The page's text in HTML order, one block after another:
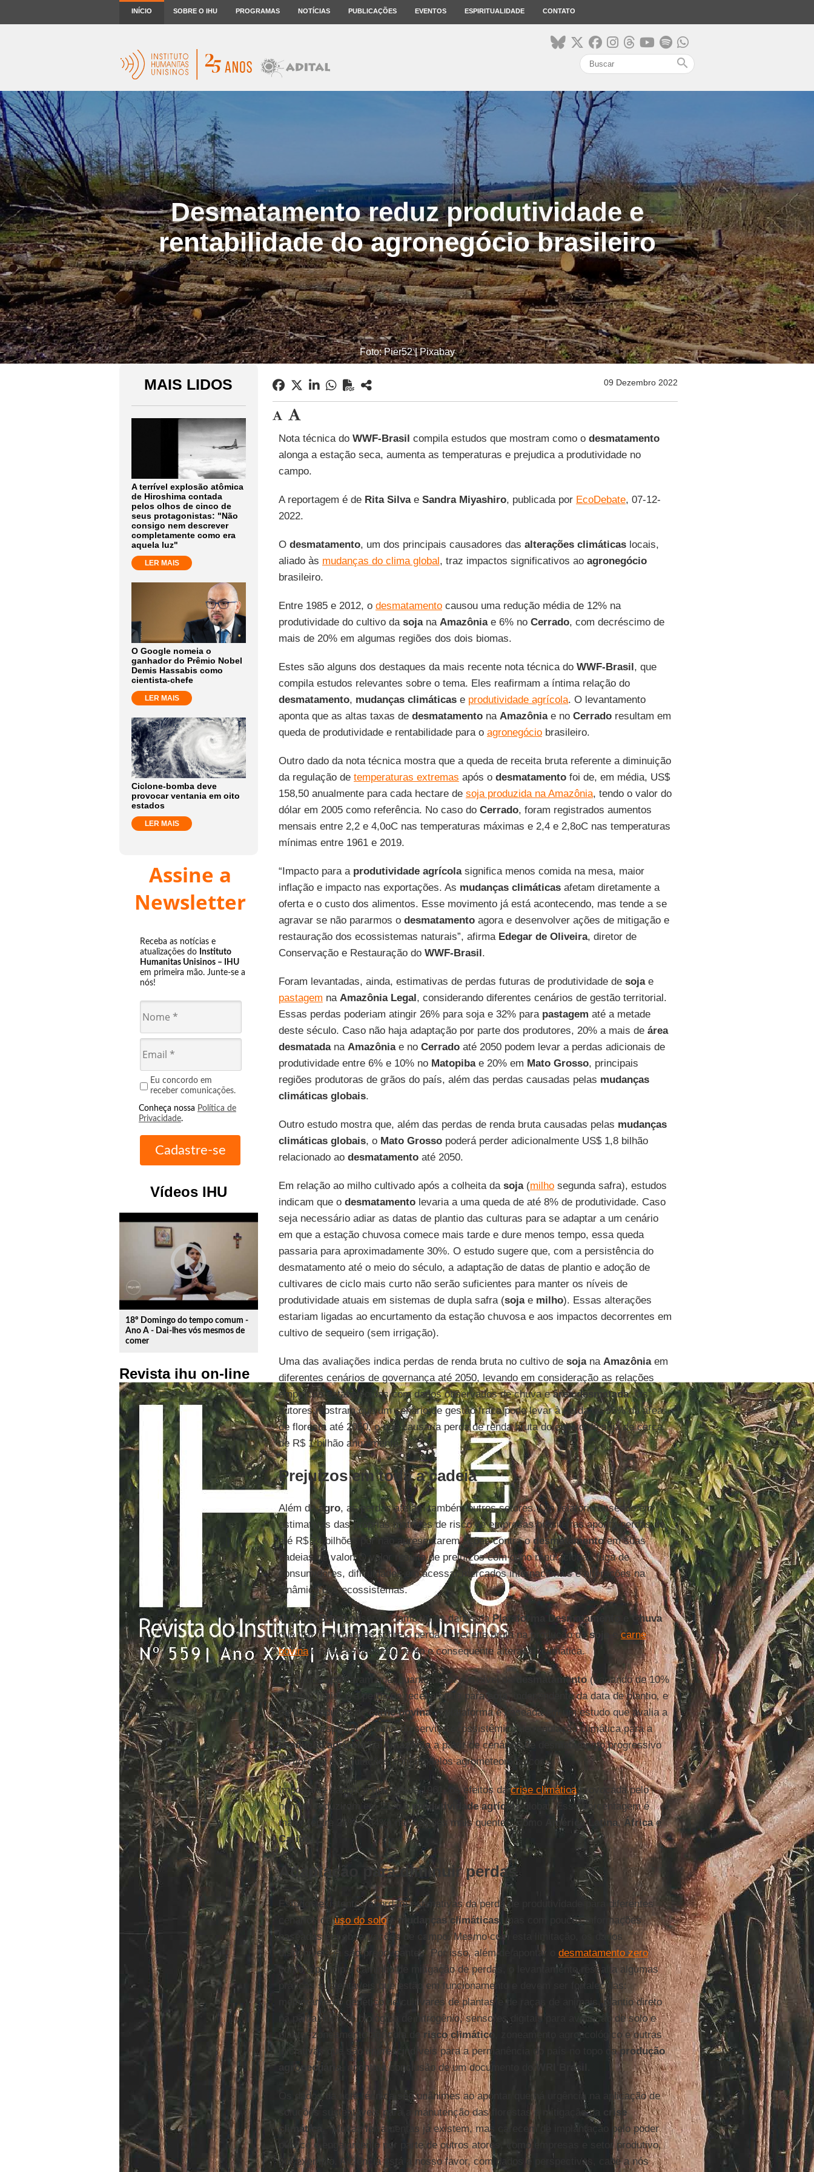
INÍCIO SOBRE O IHU PROGRAMAS NOTÍCIAS PUBLICAÇÕES EVENTOS ESPIRITUALIDADE CONTATO
search
Desmatamento reduz produtividade e
rentabilidade do agronegócio brasileiro
Foto: Pier52 | Pixabay
MAIS LIDOS
A terrível explosão atômica
de Hiroshima contada
pelos olhos de cinco de
seus protagonistas: "Não
consigo nem descrever
completamente como era
aquela luz"
LER MAIS
O Google nomeia o
ganhador do Prêmio Nobel
Demis Hassabis como
cientista-chefe
LER MAIS
Ciclone-bomba deve
provocar ventania em oito
estados
LER MAIS
Assine a
Newsletter
Receba as notícias e
atualizações do Instituto
Humanitas Unisinos – IHU
em primeira mão. Junte-se a
nós!
Eu concordo em
receber comunicações.
Conheça nossa Política de
Privacidade.
Vídeos IHU
play_circle_outline
18º Domingo do tempo comum -
Ano A - Dai-lhes vós mesmos de
comer
Revista ihu on-line
09 Dezembro 2022
Nota técnica do WWF-Brasil compila estudos que mostram como o desmatamento
alonga a estação seca, aumenta as temperaturas e prejudica a produtividade no
campo.
A reportagem é de Rita Silvae Sandra Miyashiro, publicada por EcoDebate, 07-12-
2022.
O desmatamento, um dos principais causadores das alterações climáticaslocais,
aliado às mudanças do clima global, traz impactos significativos ao agronegócio
brasileiro.
Entre 1985 e 2012, o desmatamentocausou uma redução média de 12% na
produtividade do cultivo da sojana Amazôniae 6% no Cerrado, com decréscimo de
mais de 20% em algumas regiões dos dois biomas.
Estes são alguns dos destaques da mais recente nota técnica do WWF-Brasil, que
compila estudos relevantes sobre o tema. Eles reafirmam a íntima relação do
desmatamento, mudanças climáticase produtividade agrícola. O levantamento
aponta que as altas taxas de desmatamentona Amazôniae no Cerradoresultam em
queda de produtividade e rentabilidade para o agronegóciobrasileiro.
Outro dado da nota técnica mostra que a queda de receita bruta referente a diminuição
da regulação de temperaturas extremas após o desmatamentofoi de, em média, US$
158,50 anualmente para cada hectare de soja produzida na Amazônia, tendo o valor do
dólar em 2005 como referência. No caso do Cerrado, foram registrados aumentos
mensais entre 2,2 e 4,0oC nas temperaturas máximas e 2,4 e 2,8oC nas temperaturas
mínimas entre 1961 e 2019.
“Impacto para a produtividade agrícolasignifica menos comida na mesa, maior
inflação e impacto nas exportações. As mudanças climáticasafetam diretamente a
oferta e o custo dos alimentos. Esse movimento já está acontecendo, mas tende a se
agravar se não pararmos o desmatamentoagora e desenvolver ações de mitigação e
restauração dos ecossistemas naturais”, afirma Edegar de Oliveira, diretor de
Conservação e Restauração do WWF-Brasil.
Foram levantadas, ainda, estimativas de perdas futuras de produtividade de sojae
pastagem na Amazônia Legal, considerando diferentes cenários de gestão territorial.
Essas perdas poderiam atingir 26% para soja e 32% para pastagem até a metade
deste século. Caso não haja adaptação por parte dos produtores, 20% a mais de área
desmatadana Amazôniae no Cerradoaté 2050 podem levar a perdas adicionais de
produtividade entre 6% e 10% no Matopibae 20% em Mato Grosso, principais
regiões produtoras de grãos do país, além das perdas causadas pelas mudanças
climáticas globais.
Outro estudo mostra que, além das perdas de renda bruta causadas pelas mudanças
climáticas globais, o Mato Grossopoderá perder adicionalmente US$ 1,8 bilhão
relacionado ao desmatamentoaté 2050.
Em relação ao milho cultivado após a colheita da soja(milhosegunda safra), estudos
indicam que o desmatamentolevaria a uma queda de até 8% de produtividade. Caso
seja necessário adiar as datas de plantio das culturas para se adaptar a um cenário
em que a estação chuvosa comece mais tarde e dure menos tempo, essa queda
passaria para aproximadamente 30%. O estudo sugere que, com a persistência do
desmatamento até o meio do século, a adaptação de datas de plantio e adoção de
cultivares de ciclo mais curto não serão suficientes para manter os níveis de
produtividade atuais em sistemas de dupla safra (sojae milho). Essas alterações
estariam ligadas ao encurtamento da estação chuvosa e aos impactos decorrentes em
cultivo de sequeiro (sem irrigação).
Uma das avaliações indica perdas de renda bruta no cultivo de sojana Amazôniaem
diferentes cenários de governança até 2050, levando em consideração as relações
empíricas estabelecidas com dados observados de chuva eárea desmatada. Os
autores mostram que um cenário de gestão fraca pode levar à perda de 56% da área
de floresta até 2050, o que causaria perda de renda bruta do cultivo de soja de cerca
de R$ 1 bilhão anualmente.
Prejuízos em toda a cadeia
Além doagro, as perdas afetam também outros setores. Um relatório baseado em
estimativas das próprias matrizes de risco de empresas brasileiras aponta perdas de
até R$ 24 bilhões por não apresentarem ações contra odesmatamentoem suas
cadeias de valor. O valor resulta de prejuízos com dano reputacional, fuga de
consumidores, dificuldades em acessar mercados internacionais e alterações na
dinâmica dos ecossistemas.
OWWF-Brasilobservou também os dados daPlataforma Desmatamento e Chuva
que traz informações sobre a perda de receita bruta na produção desoja
carne
bovinadevido ao desmatamento e consequente alteração climática.
Os dados apontaram que, quanto maior é o nível de desmatamento(variando de 10%
a 40%), maior é a perda de receita bruta parasoja , independente da data de plantio, e
para a produção de carne bovina. A plataforma é baseada em um estudo que avalia a
variação espacial do valor do serviço ecossistêmico de regulação climática para a
produção agrícolana Amazôniaa partir de cenários de desmatamento progressivo
da floresta e simulações com modelos agrometeorológicos.
Importante salientar que desde 1961, os efeitos dacrise climáticaprovocada pelo
homem reduziram em 21% aprodutividade agrícolaglobal. Essa porcentagem é
maior (entre 26% e 34%) nas regiões mais quentes, como
América Latina,Áfricae
Caribe
Adaptação para diminuir perdas
Estudos existentes abordam estimativas da perda de produtividade para diferentes
cenários deuso do soloe mudanças climáticas, mas com poucas informações
baseadas em observações de campo. Mesmo com esta limitação, os dados
disponíveis já são preocupantes. Por isso, além de apontar o desmatamento zero
como o principal caminho de mitigação de perdas, o levantamento ressalta algumas
práticas sustentáveis que estão em funcionamento e devem ser fortalecidas:
melhoramento genético de cultivares de plantas e de raças de animais, plantio direto
na palha, fixação biológica de nitrogênio, sensores digitais para avaliação de solo e
planta, zoneamento agrícola de risco climático
, zoneamento agroecológico e outras
iniciativas que são imprescindíveis para a permanência do país no topo daprodução
agropecuária
, aponta a conclusão de um documento do WRI Brasil
Os dados da nota técnica são unânimes ao apontar que há urgência na aplicação de
soluções sustentáveis para a manutenção das florestas e mitigação da
crise
climática
. “Muitas ferramentas já existem, mas carecem de implantação pelo poder
público e engajamento por parte de outros atores, como empresas e setor produtivo,
por exemplo. A ciência está a nosso favor, com dados e perspectivas, cabe a nós